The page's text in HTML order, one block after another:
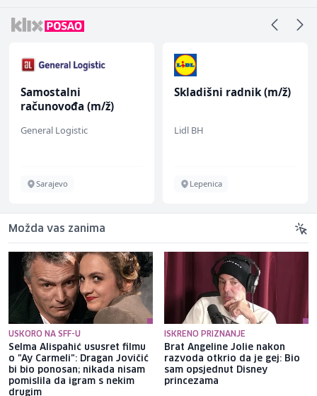
Samostalni
računovođa (m/ž)
General Logistic
Sarajevo
Skladišni radnik (m/ž)
Lidl BH
Lepenica
Možda vas zanima
USKORO NA SFF-U
Selma Alispahić ususret filmu
o "Ay Carmeli": Dragan Jovičić
bi bio ponosan; nikada nisam
pomislila da igram s nekim
drugim
ISKRENO PRIZNANJE
Brat Angeline Jolie nakon
razvoda otkrio da je gej: Bio
sam opsjednut Disney
princezama